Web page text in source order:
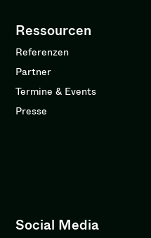
Ressourcen
Referenzen
Partner
Termine & Events
Presse
Social Media